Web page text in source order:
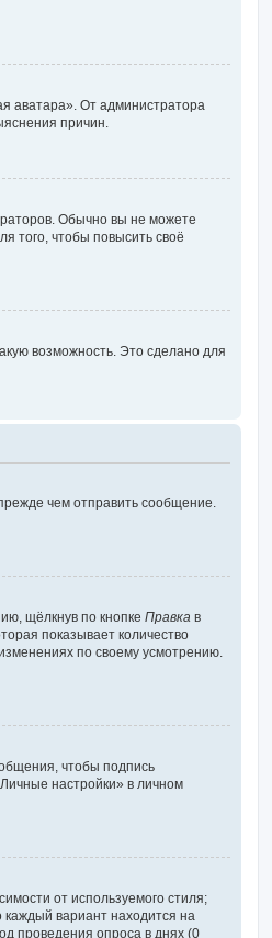
аватара». От администратора
причин.
Обычно вы не можете
того, чтобы повысить своё
возможность. Это сделано для
чем отправить сообщение.
щёлкнув по кнопке Правка в
показывает количество
по своему усмотрению.
чтобы подпись
настройки» в личном
от используемого стиля;
каждый вариант находится на
проведения опроса в днях (0